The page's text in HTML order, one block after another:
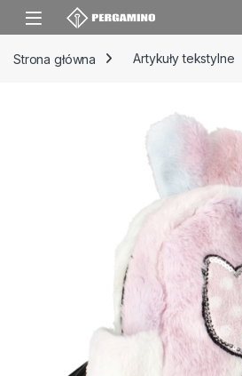
Skip to navigation
Skip to content
Strona główna Artykuły tekstylne